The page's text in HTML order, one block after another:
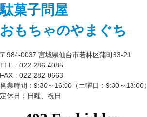
駄菓子問屋
おもちゃのやまぐち
〒984-0037 宮城県仙台市若林区蒲町33-21
TEL：022-286-4085
FAX：022-282-0663
営業時間：9:30～16:00（土曜日：9:30～13:00）
定休日：日曜、祝日